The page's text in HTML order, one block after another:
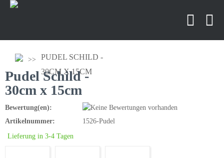
PUDEL SCHILD -
30CM X 15CM
Pudel Schild -
30cm x 15cm
Bewertung(en):
Artikelnummer:
1526-Pudel
Lieferung in 3-4 Tagen